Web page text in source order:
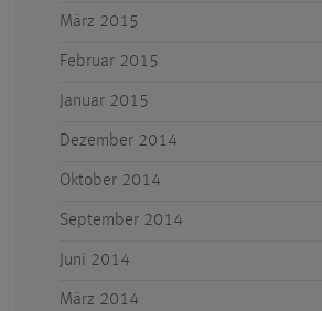
März 2015
Februar 2015
Januar 2015
Dezember 2014
Oktober 2014
September 2014
Juni 2014
März 2014